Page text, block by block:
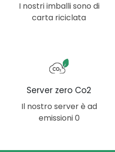
I nostri imballi sono di
carta riciclata
Server zero Co2
Il nostro server è ad
emissioni 0